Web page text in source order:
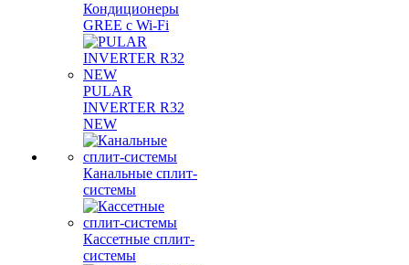
Кондиционеры
GREE с Wi-Fi
PULAR
INVERTER R32
NEW
Канальные сплит-
системы
Кассетные сплит-
системы